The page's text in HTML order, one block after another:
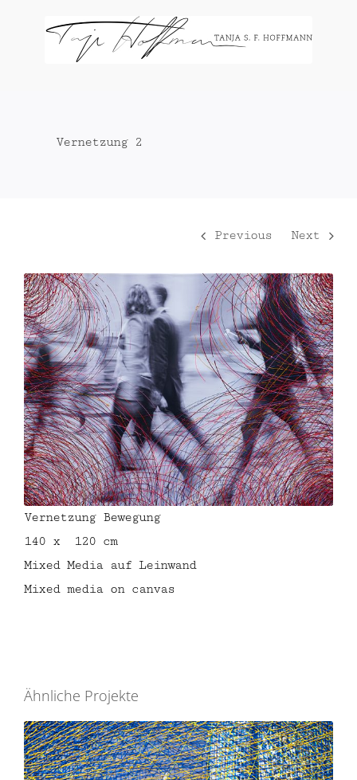
Vernetzung 2
Previous Next
Vernetzung Bewegung
140 x 120 cm
Mixed Media auf Leinwand
Mixed media on canvas
Ähnliche Projekte